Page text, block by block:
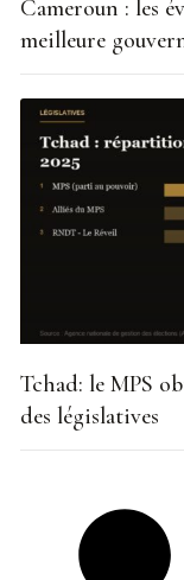
Cameroun : les
meilleure
Tchad: le MPS
des législatives